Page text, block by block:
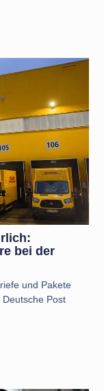
bei der
und Pakete
Post